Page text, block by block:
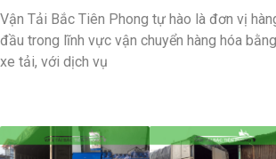
Vận Tải Bắc Tiên Phong tự hào là đơn vị
đầu trong lĩnh vực vận chuyển hàng hóa bằng
xe tải, với dịch vụ